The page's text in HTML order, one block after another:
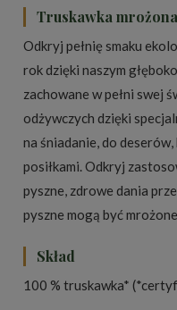
Truskawka
Odkryj pełnię smaku
rok dzięki naszym
zachowane w pełni swej
odżywczych dzięki
na śniadanie, do
posiłkami. Odkryj
pyszne, zdrowe dania
pyszne mogą być
Skład
100 % truskawka*